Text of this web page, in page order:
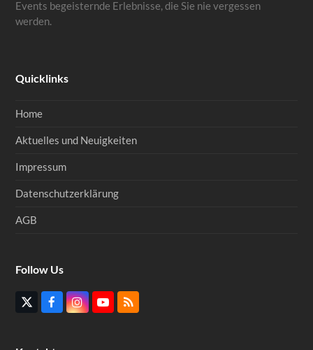
Events begeisternde Erlebnisse, die Sie nie vergessen
werden.
Quicklinks
Home
Aktuelles und Neuigkeiten
Impressum
Datenschutzerklärung
AGB
Follow Us
TwitterFacebookInstagram
YouTube
RSS